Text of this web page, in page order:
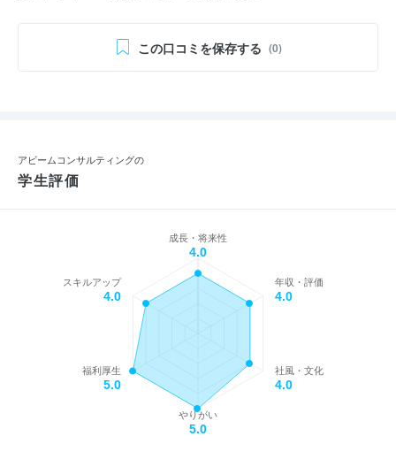
この口コミを保存する (0)
アビームコンサルティングの
学生評価
成長・将来性
4.0
年収・評価
4.0
社風・文化
4.0
やりがい
5.0
福利厚生
5.0
スキルアップ
4.0